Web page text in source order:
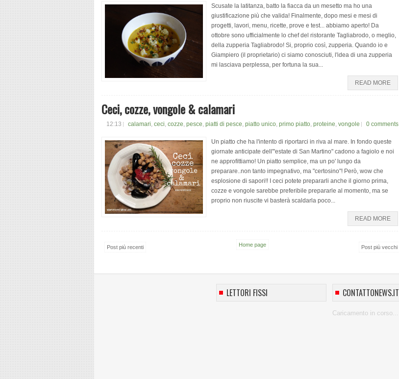
Scusate la latitanza, batto la fiacca da un mesetto ma ho una
giustificazione più che valida! Finalmente, dopo mesi e mesi di
progetti, lavori, menu, ricette, prove e test... abbiamo aperto! Da
ottobre sono ufficialmente lo chef del ristorante Tagliabrodo, o meglio,
della zupperia Tagliabrodo! Si, proprio così, zupperia. Quando io e
Giampiero (il proprietario) ci siamo conosciuti, l'idea di una zupperia
mi lasciava perplessa, per fortuna la sua...
READ MORE
Ceci, cozze, vongole & calamari
12:13 calamari, ceci, cozze, pesce, piatti di pesce, piatto unico, primo piatto, proteine, vongole 0 comments
Un piatto che ha l'intento di riportarci in riva al mare. In fondo queste
giornate anticipate dell'"estate di San Martino" cadono a fagiolo e noi
ne approfittiamo! Un piatto semplice, ma un po' lungo da
preparare..non tanto impegnativo, ma "certosino"! Però, wow che
esplosione di sapori!! I ceci potete prepararli anche il giorno prima,
cozze e vongole sarebbe preferibile prepararle al momento, ma se
proprio non riuscite vi basterà scaldarla poco...
READ MORE
Post più recenti Post più vecchi
Home page
LETTORI FISSI CONTATTONEWS.IT
Caricamento in corso...